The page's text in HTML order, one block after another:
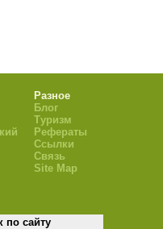
Разное
Блог
Туризм
Рефераты
Ссылки
Связь
Site Map
по сайту